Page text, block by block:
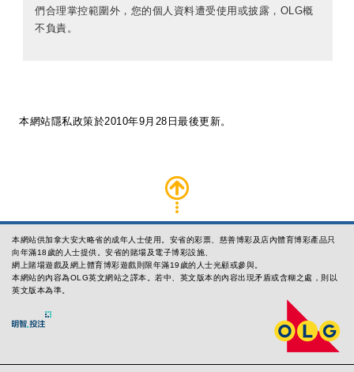
們合理掌控範圍外，您的個人資料遭受使用或披露，OLG概
不負責。
本網站隱私政策於2010年9月28日最後更新。
本網站供加拿大安大略省的成年人士使用。安省的彩票、慈善博彩及店內體育博彩產品只
向年滿18歲的人士提供。安省的賭場及電子博彩設施、
網上賭場遊戲及網上體育博彩遊戲則限年滿19歲的人士光顧或參與。
本網站的內容為OLG英文網站之譯本。若中、英文版本的內容出現矛盾或含糊之處，則以
英文版本為準。